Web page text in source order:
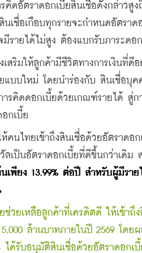
ตราดอกเบี้ยสินเชื่อดังกล่าวสูง
นเชื่อเกือบทุกรายจะกำหนดอัตร
รายได้ไม่สูง ต้องแบกรับภาระดอ
มให้ลูกค้ามีชีวิตทางการเงินที่ดีอ
แบบใหม่ โดยนำร่องกับ สินเชื่อ
รคิดดอกเบี้ยด้วยเกณฑ์รายได้ สู่
กเบี้ย
นไทยเข้าถึงสินเชื่อด้วยอัตราด
ลเป็นอัตราดอกเบี้ยที่ดีขึ้นกว่าเดิ
นเพียง 13.99% ต่อปี สำหรับผู้มีร
ช่วยเหลือลูกค้าที่เครดิตดี ให้เข้
ล้านบาทภายในปี 2569 โด
ได้รับอนุมัติสินเชื่อด้วยอัตราดอกเ